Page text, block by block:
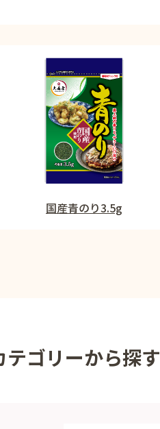
国産青のり3.5g
テゴリーから探す